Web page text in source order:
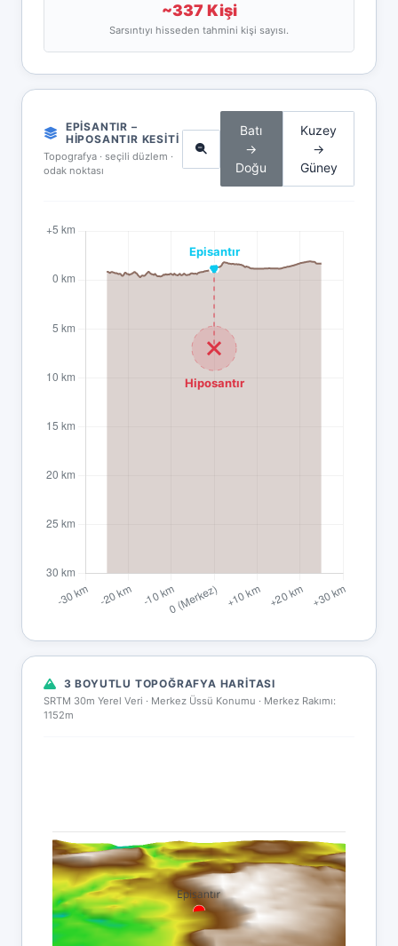
~337 Kişi
Sarsıntıyı hisseden tahmini kişi sayısı.
EPISANTIR –
HIPOSANTIR KESITI
Topografya · seçili düzlem ·
odak noktası
Batı
→
Doğu
Kuzey
→
Güney
3 BOYUTLU TOPOĞRAFYA HARITASI
SRTM 30m Yerel Veri · Merkez Üssü Konumu · Merkez Rakımı:
1152m